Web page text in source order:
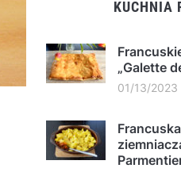
KUCHNIA
„Galette
01/13/2023